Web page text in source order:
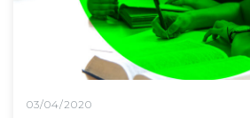
03/04/2020